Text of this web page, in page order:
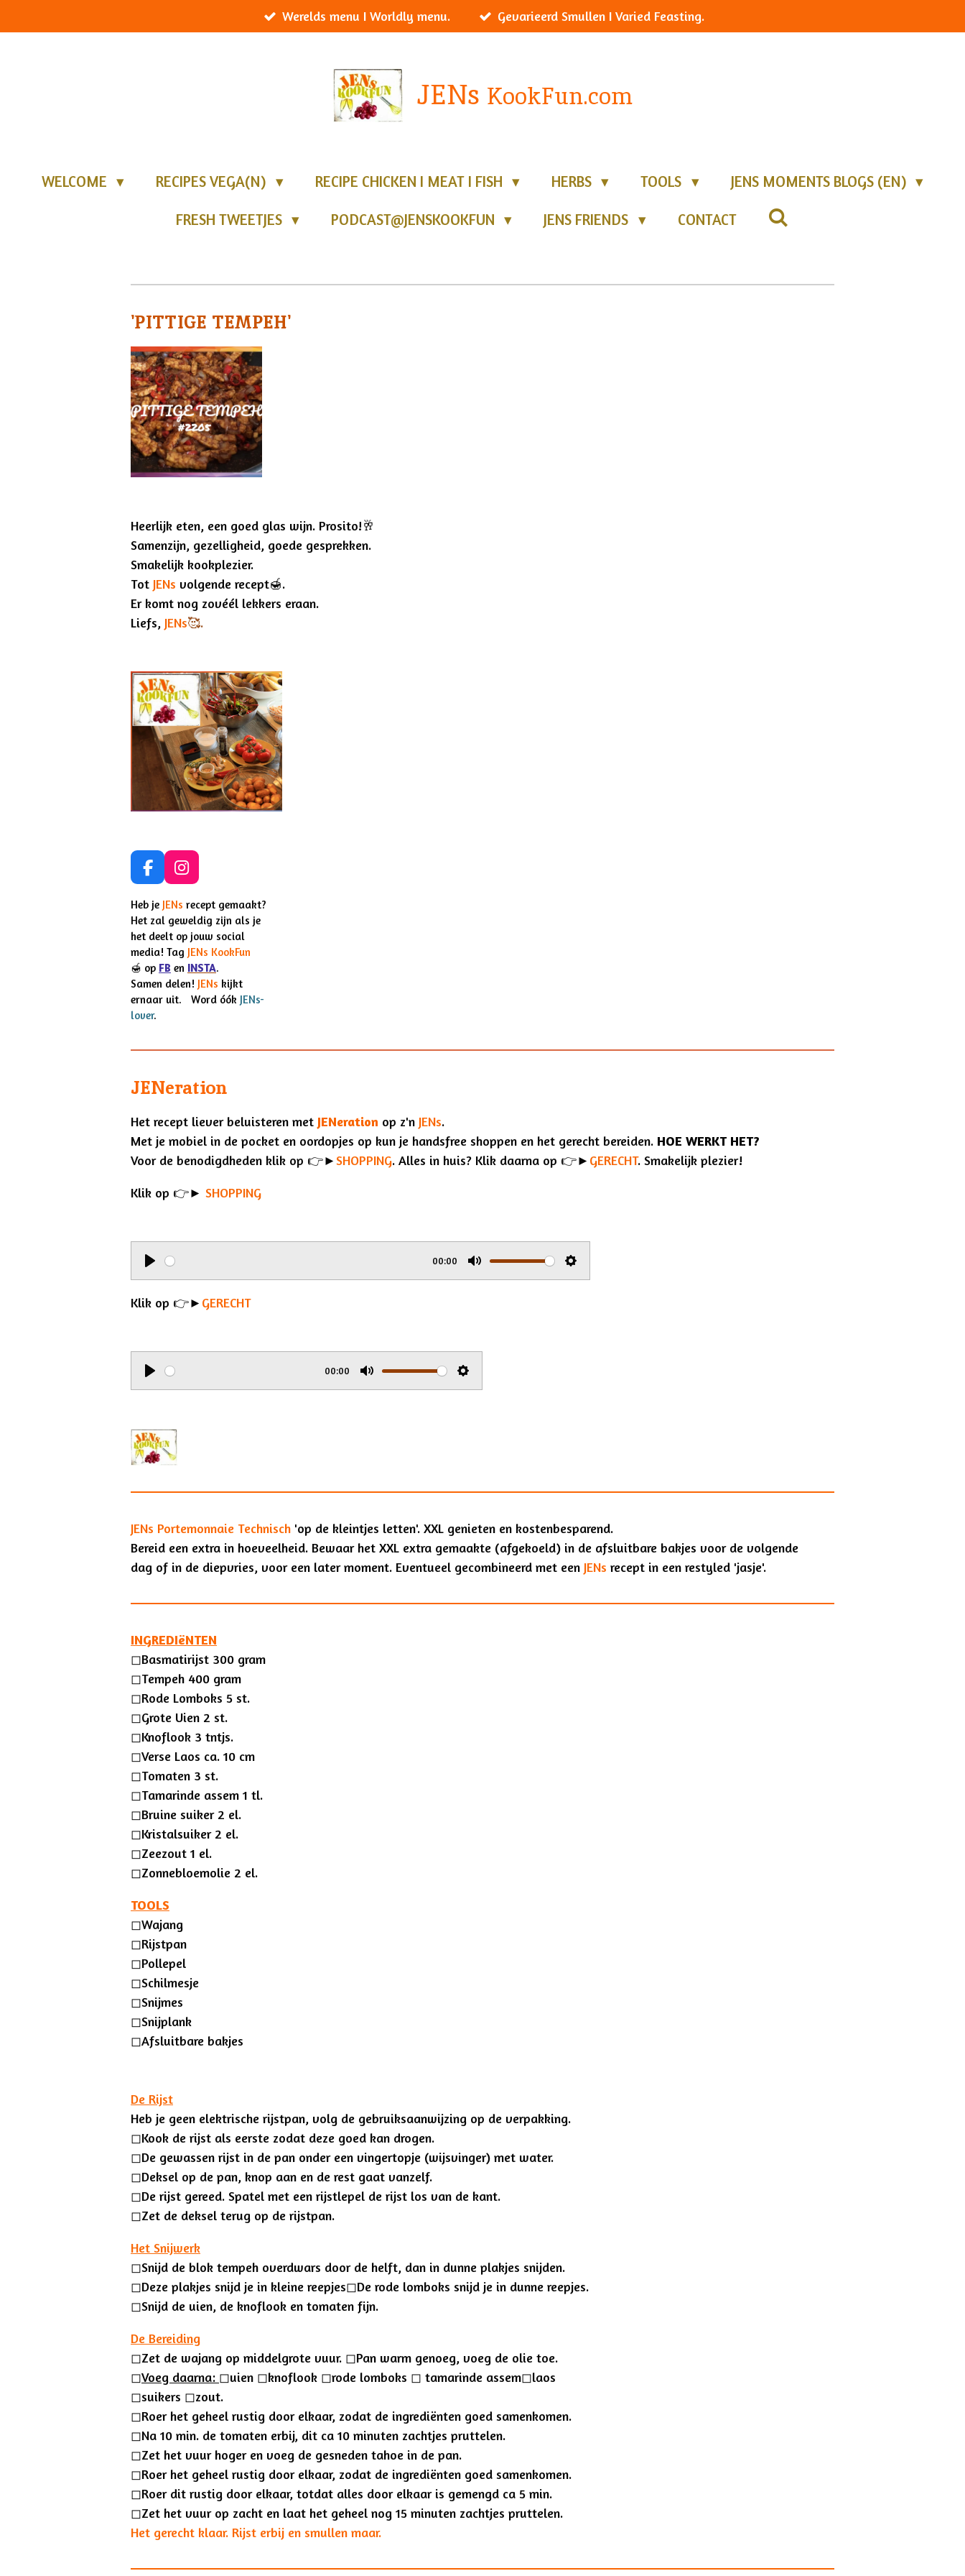
direct
Werelds menu I Worldly menu. Gevarieerd Smullen I Varied Feasting.
JENs KookFun.com
WELCOME RECIPES VEGA(N) RECIPE CHICKEN I MEAT I FISH HERBS TOOLS JENS MOMENTS BLOGS (EN)
FRESH TWEETJES PODCAST@JENSKOOKFUN JENS FRIENDS CONTACT
'PITTIGE TEMPEH'
Heerlijk eten, een goed glas wijn. Prosito!🥂
Samenzijn, gezelligheid, goede gesprekken.
Smakelijk kookplezier.
Tot JENs volgende recept🍯.
Er komt nog zovéél lekkers eraan.
Liefs, JENs🥰.
F
a
c
e
b
o
o
k
I
n
s
t
a
g
r
a
Heb je JENs recept gemaakt?
Het zal geweldig zijn als je
het deelt op jouw social
media! Tag JENs KookFun
🍯 op FB en INSTA.
Samen delen! JENs kijkt
ernaar uit. Word óók JENs-
lover.
JENeration
Het recept liever beluisteren met JENeration op z'n JENs.
Met je mobiel in de pocket en oordopjes op kun je handsfree shoppen en het gerecht bereiden. HOE WERKT HET?
Voor de benodigdheden klik op 👉►SHOPPING. Alles in huis? Klik daarna op 👉► GERECHT. Smakelijk plezier!
Klik op 👉► SHOPPING
P
l
00:00
M
S
Klik op 👉► GERECHT
P
a
y
00:00
M
S
n
JENs Portemonnaie Technisch 'op de kleintjes letten'. XXL genieten en kostenbesparend.
Bereid een extra in hoeveelheid. Bewaar het XXL extra gemaakte (afgekoeld) in de afsluitbare bakjes voor de volgende
dag of in de diepvries, voor een later moment. Eventueel gecombineerd met een JENs recept in een restyled 'jasje'.
INGREDIëNTEN
◻︎Basmatirijst 300 gram
◻︎Tempeh 400 gram
◻︎Rode Lomboks 5 st.
◻︎Grote Uien 2 st.
◻︎Knoflook 3 tntjs.
◻︎Verse Laos ca. 10 cm
◻︎Tomaten 3 st.
◻︎Tamarinde assem 1 tl.
◻︎Bruine suiker 2 el.
◻︎Kristalsuiker 2 el.
◻︎Zeezout 1 el.
◻︎Zonnebloemolie 2 el.
TOOLS
◻︎Wajang
◻︎Rijstpan
◻︎Pollepel
◻︎Schilmesje
◻︎Snijmes
◻︎Snijplank
◻︎Afsluitbare bakjes
De Rijst
Heb je geen elektrische rijstpan, volg de gebruiksaanwijzing op de verpakking.
◻︎Kook de rijst als eerste zodat deze goed kan drogen.
◻︎De gewassen rijst in de pan onder een vingertopje (wijsvinger) met water.
◻︎Deksel op de pan, knop aan en de rest gaat vanzelf.
◻︎De rijst gereed. Spatel met een rijstlepel de rijst los van de kant.
◻︎Zet de deksel terug op de rijstpan.
Het Snijwerk
◻︎Snijd de blok tempeh overdwars door de helft, dan in dunne plakjes snijden.
◻︎Deze plakjes snijd je in kleine reepjes◻︎De rode lomboks snijd je in dunne reepjes.
◻︎Snijd de uien, de knoflook en tomaten fijn.
De Bereiding
◻︎Zet de wajang op middelgrote vuur. ◻︎Pan warm genoeg, voeg de olie toe.
◻︎Voeg daarna: ◻︎uien ◻︎knoflook ◻︎rode lomboks ◻︎ tamarinde assem◻︎laos
◻︎suikers ◻︎zout.
◻︎Roer het geheel rustig door elkaar, zodat de ingrediënten goed samenkomen.
◻︎Na 10 min. de tomaten erbij, dit ca 10 minuten zachtjes pruttelen.
◻︎Zet het vuur hoger en voeg de gesneden tahoe in de pan.
◻︎Roer het geheel rustig door elkaar, zodat de ingrediënten goed samenkomen.
◻︎Roer dit rustig door elkaar, totdat alles door elkaar is gemengd ca 5 min.
◻︎Zet het vuur op zacht en laat het geheel nog 15 minuten zachtjes pruttelen.
Het gerecht klaar. Rijst erbij en smullen maar.